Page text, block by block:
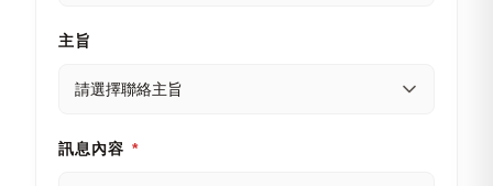
主旨
訊息內容 *